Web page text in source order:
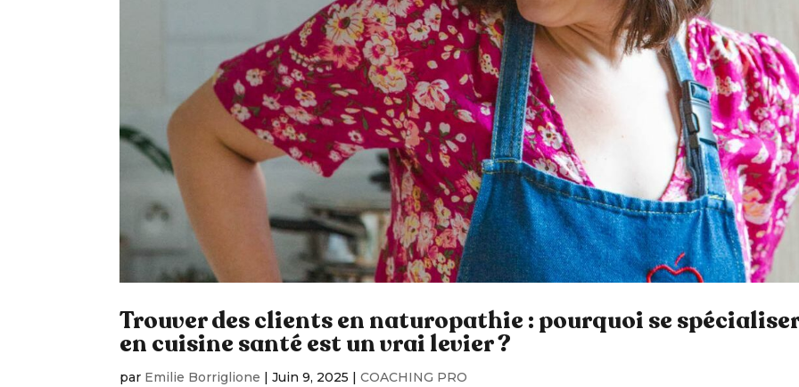
Trouver des clients en naturopathie : pourquoi se
en cuisine santé est un vrai levier ?
par Emilie Borriglione |Juin 9, 2025 |COACHING PRO